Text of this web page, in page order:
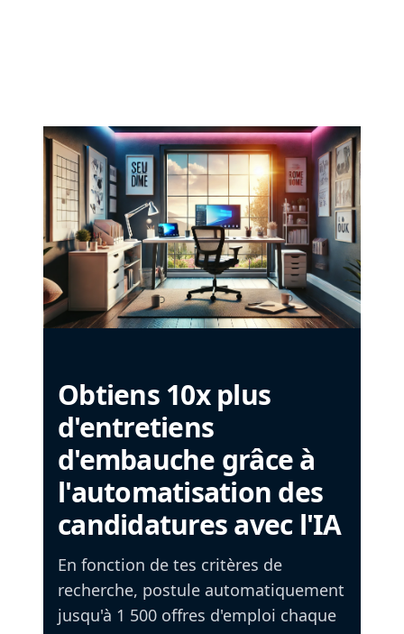
Obtiens 10x plus
d'entretiens
d'embauche grâce à
l'automatisation des
candidatures avec l'IA
En fonction de tes critères de
recherche, postule automatiquement
jusqu'à 1 500 offres d'emploi chaque